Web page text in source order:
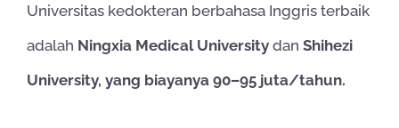
Universitas kedokteran berbahasa Inggris terbaik
adalah Ningxia Medical University dan Shihezi
University, yang biayanya 90–95 juta/tahun.